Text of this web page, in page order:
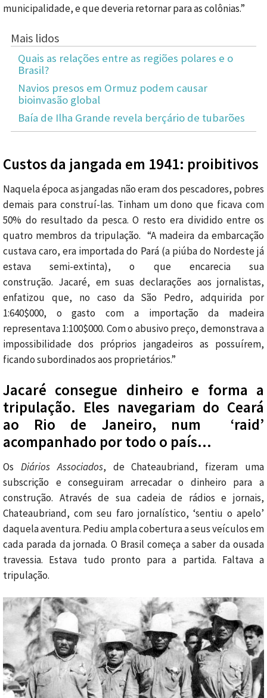
municipalidade, e que deveria retornar para as colônias.”
Mais lidos
Quais as relações entre as regiões polares e o
Brasil?
Navios presos em Ormuz podem causar
bioinvasão global
Baía de Ilha Grande revela berçário de tubarões
Custos da jangada em 1941: proibitivos
Naquela época as jangadas não eram dos pescadores, pobres
demais para construí-las. Tinham um dono que ficava com
50% do resultado da pesca. O resto era dividido entre os
quatro membros da tripulação. “A madeira da embarcação
custava caro, era importada do Pará (a piúba do Nordeste já
estava semi-extinta), o que encarecia sua
construção. Jacaré, em suas declarações aos jornalistas,
enfatizou que, no caso da São Pedro, adquirida por
1:640$000, o gasto com a importação da madeira
representava 1:100$000. Com o abusivo preço, demonstrava a
impossibilidade dos próprios jangadeiros as possuírem,
ficando subordinados aos proprietários.”
Jacaré consegue dinheiro e forma a
tripulação. Eles navegariam do Ceará
ao Rio de Janeiro, num ‘raid’
acompanhado por todo o país…
Os Diários Associados, de Chateaubriand, fizeram uma
subscrição e conseguiram arrecadar o dinheiro para a
construção. Através de sua cadeia de rádios e jornais,
Chateaubriand, com seu faro jornalístico, ‘sentiu o apelo’
daquela aventura. Pediu ampla cobertura a seus veículos em
cada parada da jornada. O Brasil começa a saber da ousada
travessia. Estava tudo pronto para a partida. Faltava a
tripulação.